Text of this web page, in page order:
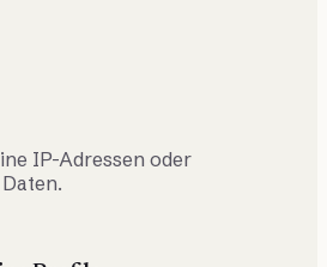
IP-Adressen oder